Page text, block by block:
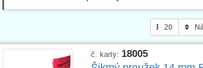
20
č. karty: 18005